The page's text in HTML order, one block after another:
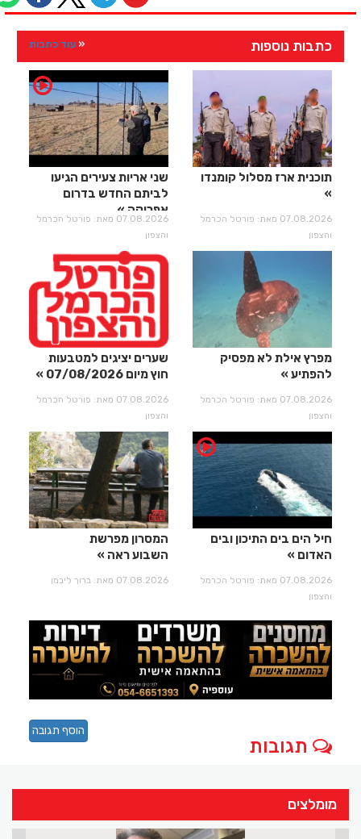
כתבות נוספות עוד כתבות
תוכנית ארז מסלול קומנדו
07.08.2026 מאת: פורטל הכרמל
והצפון
שני אריות צעירים הגיעו
לביתם החדש בדרום
אפריקה
07.08.2026 מאת: פורטל הכרמל
והצפון
מפרץ אילת לא מפסיק
להפתיע
07.08.2026 מאת: פורטל הכרמל
והצפון
שערים יציגים למטבעות
חוץ מיום 07/08/2026
07.08.2026 מאת: פורטל הכרמל
והצפון
חיל הים בים התיכון ובים
האדום
07.08.2026 מאת: פורטל הכרמל
והצפון
המסרון מפרשת
השבוע ראה
07.08.2026 מאת: ברוך ליבמן
תגובות
הוסף תגובה
מומלצים